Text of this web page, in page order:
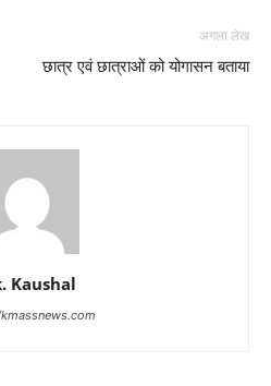
अगला लेख
छात्र एवं छात्राओं को योगासन बताया
Kaushal